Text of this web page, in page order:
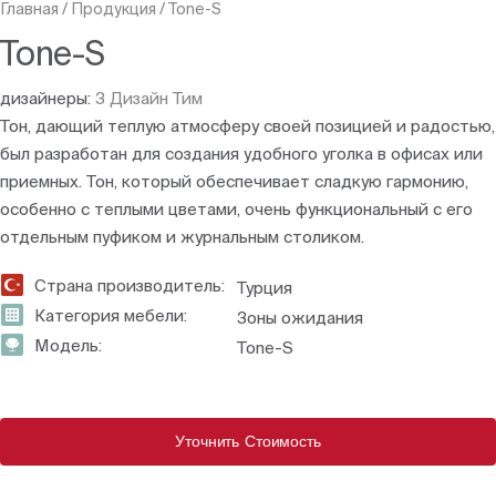
Главная / Продукция /Tone-S
Tone-S
дизайнеры: З Дизайн Тим
Тон, дающий теплую атмосферу своей позицией и радостью,
был разработан для создания удобного уголка в офисах или
приемных. Тон, который обеспечивает сладкую гармонию,
особенно с теплыми цветами, очень функциональный с его
отдельным пуфиком и журнальным столиком.
Страна производитель:
Турция
Категория мебели:
Зоны ожидания
Модель:
Tone-S
Уточнить Стоимость